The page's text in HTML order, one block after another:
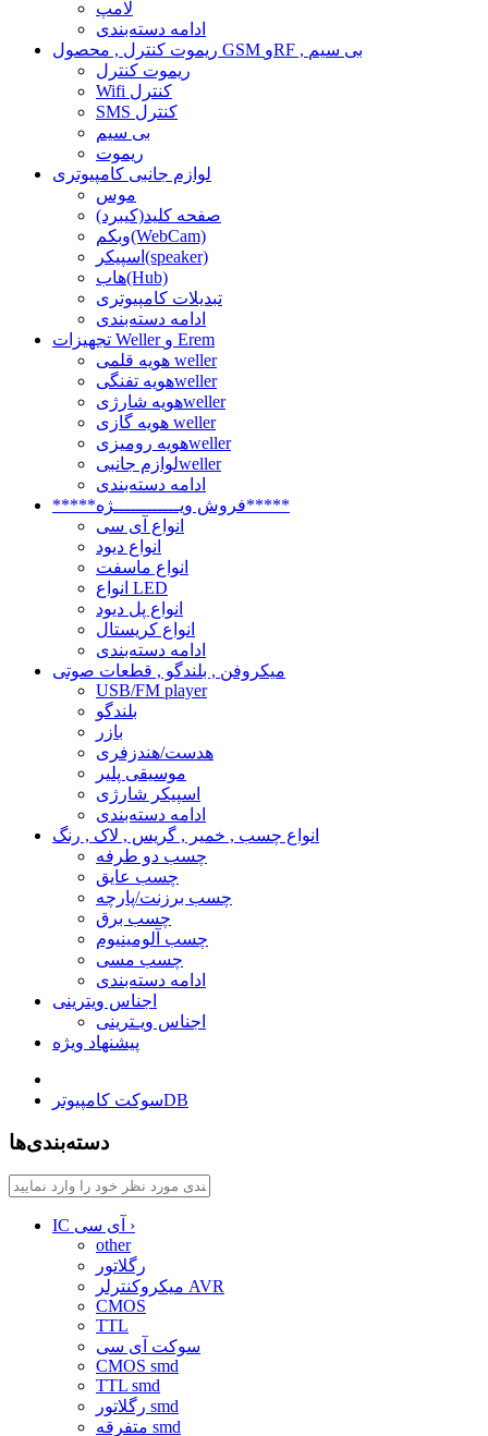
لامپ
ادامه دسته‌بندی
ریموت کنترل , محصول GSM وRF , بی سیم
ریموت کنترل
Wifi کنترل
SMS کنترل
بی سیم
ریموت
لوازم جانبی کامپیوتری
موس
صفحه کلید(کیبرد)
وبکم(WebCam)
اسپیکر(speaker)
هاب(Hub)
تبدیلات کامپیوتری
ادامه دسته‌بندی
تجهیزات Weller و Erem
هویه قلمی weller
هویه تفنگیweller
هویه شارژیweller
هویه گازی weller
هویه رومیزیweller
لوازم جانبیweller
ادامه دسته‌بندی
*****فروش ویــــــــــــژه*****
انواع آی سی
انواع دیود
انواع ماسفت
انواع LED
انواع پل دیود
انواع کریستال
ادامه دسته‌بندی
میکروفن , بلندگو , قطعات صوتی
USB/FM player
بلندگو
بازر
هدست/هندزفری
موسیقی پلیر
اسپیکر شارژی
ادامه دسته‌بندی
انواع چسب , خمیر , گریس , لاک , رنگ
چسب دو طرفه
چسب عایق
چسب برزنت/پارچه
چسب برق
چسب آلومینیوم
چسب مسی
ادامه دسته‌بندی
اجناس ویترینی
اجناس ویـترینی
پیشنهاد ویژه
سوکت کامپیوترDB
دسته‌بندی‌ها
›
other
رگلاتور
میکروکنترلر AVR
CMOS
TTL
سوکت آی سی
CMOS smd
TTL smd
رگلاتور smd
متفرقه smd